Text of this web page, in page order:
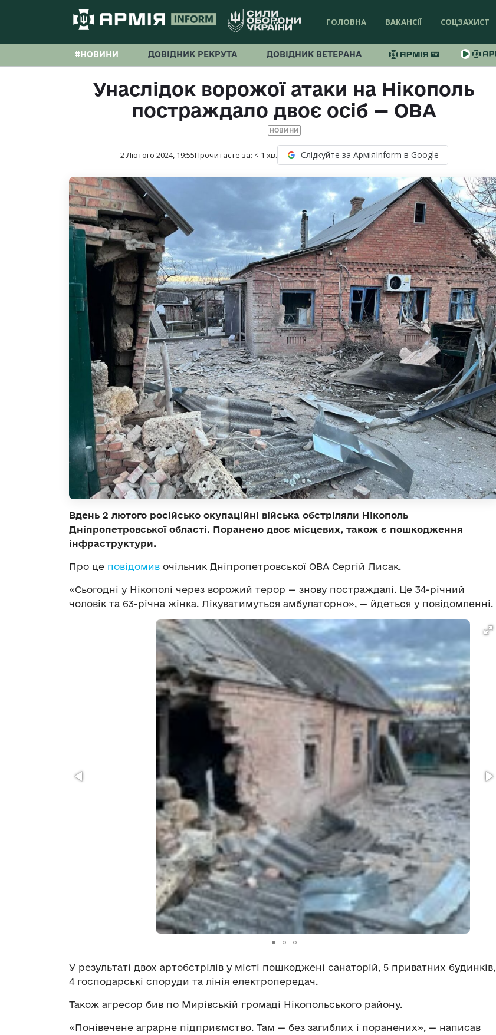
ГОЛОВНА ВАКАНСІЇ СОЦЗАХИСТ
#НОВИНИ ДОВІДНИК РЕКРУТА ДОВІДНИК ВЕТЕРАНА
Унаслідок ворожої атаки на Нікополь
постраждало двоє осіб — ОВА
НОВИНИ
2 Лютого 2024, 19:55Прочитаєте за: < 1 хв. Слідкуйте за АрміяInform в Google
Вдень 2 лютого російсько окупаційні війська обстріляли Нікополь
Дніпропетровської області. Поранено двоє місцевих, також є пошкодження
інфраструктури.
Про це повідомив очільник Дніпропетровської ОВА Сергій Лисак.
«Сьогодні у Нікополі через ворожий терор — знову постраждалі. Це 34-річний
чоловік та 63-річна жінка. Лікуватимуться амбулаторно», — йдеться у повідомленні.
У результаті двох артобстрілів у місті пошкоджені санаторій, 5 приватних будинків,
4 господарські споруди та лінія електропередач.
Також агресор бив по Мирівській громаді Нікопольського району.
«Понівечене аграрне підприємство. Там — без загиблих і поранених», — написав